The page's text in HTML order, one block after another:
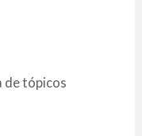
de tópicos